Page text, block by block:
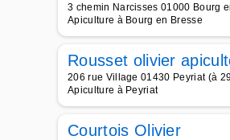
3 chemin Narcisses 01000 Bourg
Apiculture à Bourg en Bresse
Rousset olivier
206 rue Village 01430 Peyriat (à
Apiculture à Peyriat
Courtois Olivier